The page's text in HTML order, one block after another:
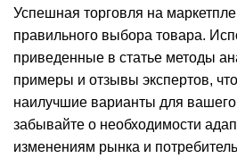
Успешная торговля на
правильного выбора товара.
приведенные в статье методы
примеры и отзывы экспертов,
наилучшие варианты для
забывайте о необходимости
изменениям рынка и